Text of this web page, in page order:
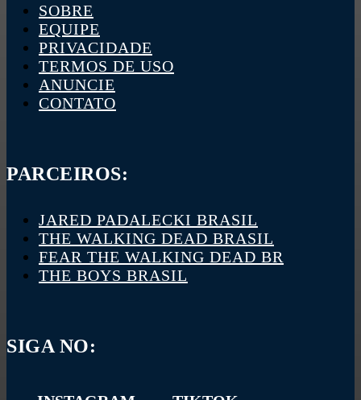
SOBRE
EQUIPE
PRIVACIDADE
TERMOS DE USO
ANUNCIE
CONTATO
PARCEIROS:
JARED PADALECKI BRASIL
THE WALKING DEAD BRASIL
FEAR THE WALKING DEAD BR
THE BOYS BRASIL
SIGA NO: